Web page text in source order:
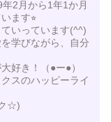
2月から1年1か月
ます⭐︎
いっています(^^)
学びながら、自分
好き！（●ー●）
スのハッピーライ
☆)